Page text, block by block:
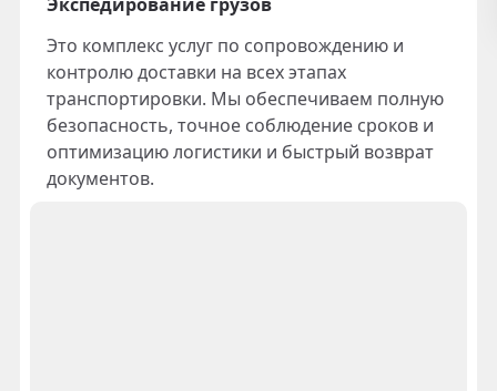
Это комплекс услуг по сопровождению и
контролю доставки на всех этапах
транспортировки. Мы обеспечиваем полную
безопасность, точное соблюдение сроков и
оптимизацию логистики и быстрый возврат
документов.